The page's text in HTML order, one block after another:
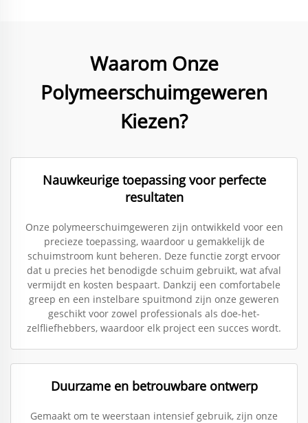
Waarom Onze
Polymeerschuimgeweren
Kiezen?
Nauwkeurige toepassing voor perfecte
resultaten
Onze polymeerschuimgeweren zijn ontwikkeld voor een
precieze toepassing, waardoor u gemakkelijk de
schuimstroom kunt beheren. Deze functie zorgt ervoor
dat u precies het benodigde schuim gebruikt, wat afval
vermijdt en kosten bespaart. Dankzij een comfortabele
greep en een instelbare spuitmond zijn onze geweren
geschikt voor zowel professionals als doe-het-
zelfliefhebbers, waardoor elk project een succes wordt.
Duurzame en betrouwbare ontwerp
Gemaakt om te weerstaan intensief gebruik, zijn onze